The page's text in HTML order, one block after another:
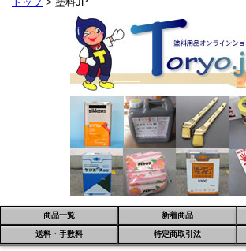
商品一覧 新着商品
送料・手数料 特定商取引法